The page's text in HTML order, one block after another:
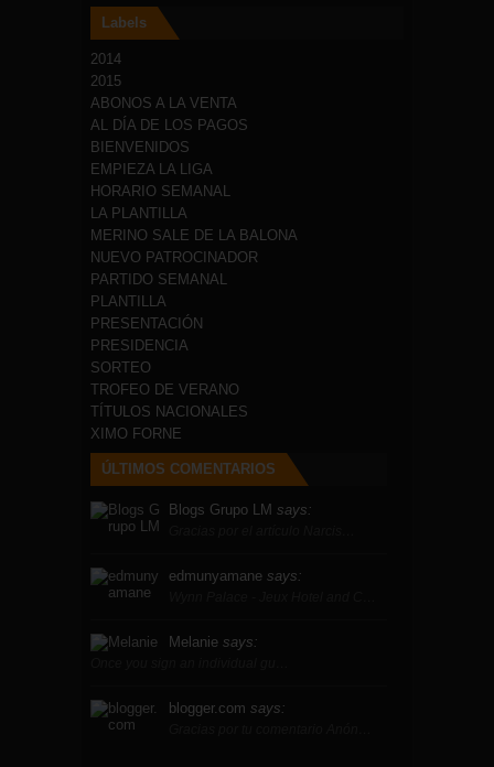
Labels
2014
2015
ABONOS A LA VENTA
AL DÍA DE LOS PAGOS
BIENVENIDOS
EMPIEZA LA LIGA
HORARIO SEMANAL
LA PLANTILLA
MERINO SALE DE LA BALONA
NUEVO PATROCINADOR
PARTIDO SEMANAL
PLANTILLA
PRESENTACIÓN
PRESIDENCIA
SORTEO
TROFEO DE VERANO
TÍTULOS NACIONALES
XIMO FORNE
ÚLTIMOS COMENTARIOS
Blogs Grupo LM says:
edmunyamane says:
Melanie says:
blogger.com says: